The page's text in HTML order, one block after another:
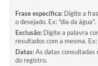
Mais
Frase específica: Digite a
o desejado. Ex: "dia da água".
Exclusão: Digite a palavra
resultados com a mesma.
Datas:As datas consultadas
do registro.